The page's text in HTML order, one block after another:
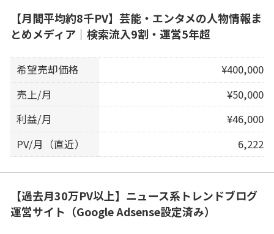
【月間平均約8千PV】芸能・エンタメの人物情報ま
とめメディア｜検索流入9割・運営5年超
希望売却価格
¥400,000
売上/月
¥50,000
利益/月
¥46,000
PV/月（直近）
6,222
【過去月30万PV以上】ニュース系トレンドブログ
運営サイト（Google Adsense設定済み）